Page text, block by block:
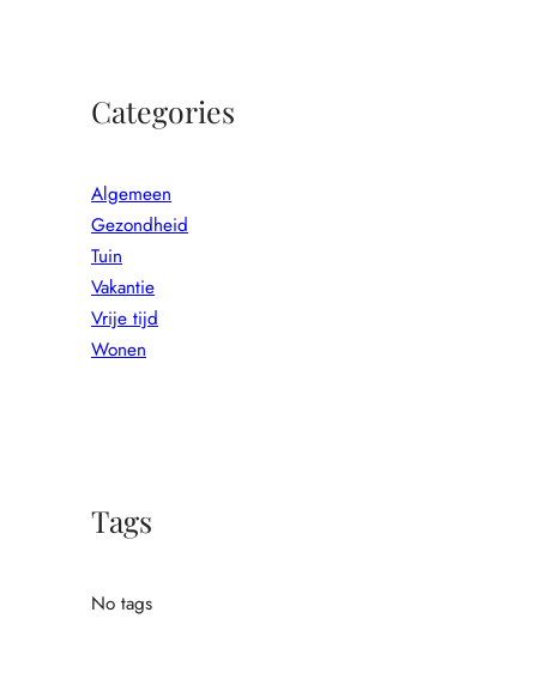
Categories
Algemeen
Gezondheid
Tuin
Vakantie
Vrije tijd
Wonen
Tags
No tags